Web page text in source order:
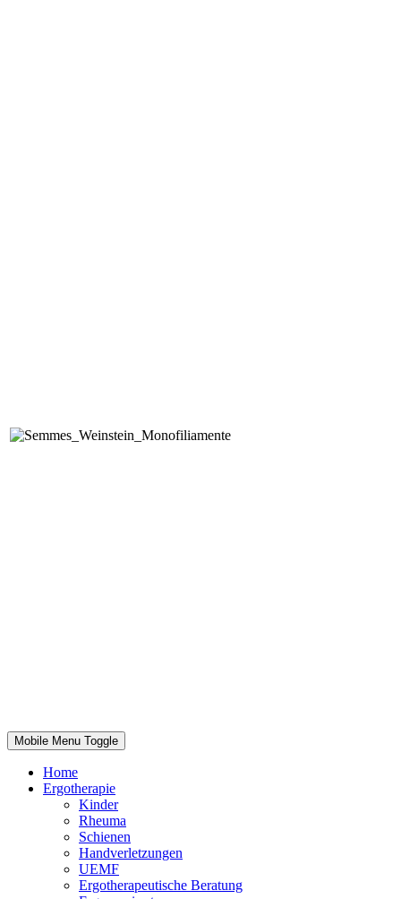
Mobile Menu Toggle
Home
Ergotherapie
Kinder
Rheuma
Schienen
Handverletzungen
UEMF
Ergotherapeutische Beratung